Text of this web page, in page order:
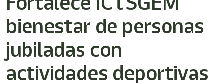
bienestar de personas
jubiladas con
actividades deportivas